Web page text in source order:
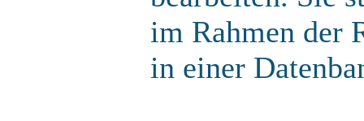
im Rahmen der
in einer